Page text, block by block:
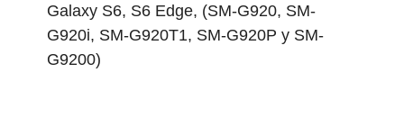
Galaxy S6, S6 Edge, (SM-G920, SM-
G920i, SM-G920T1, SM-G920P y SM-
G9200)